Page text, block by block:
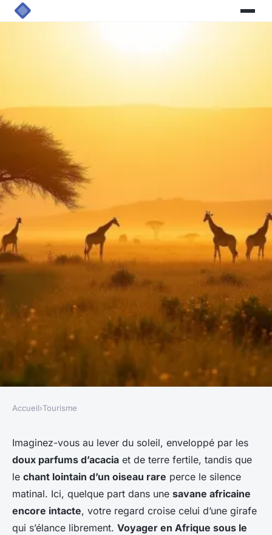
Tourisme éco responsables en
afrique : partir à la découverte
autrement
Éléanore •20/05/2026 12:32•9 min de lecture
Accueil›Tourisme
Imaginez-vous au lever du soleil, enveloppé par les
doux parfums d’acacia et de terre fertile, tandis que
le chant lointain d’un oiseau rare perce le silence
matinal. Ici, quelque part dans une savane africaine
encore intacte, votre regard croise celui d’une girafe
qui s’élance librement. Voyager en Afrique sous le